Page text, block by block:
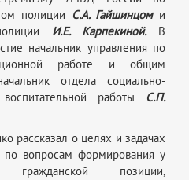
полиции
С.А. Гайшинцоми
И.Е. Карпекиной.В
начальник управления по
работе и общим
отдела социально-
работы
С.П.
рассказал о целях и задачах
по вопросам формирования у
позиции,